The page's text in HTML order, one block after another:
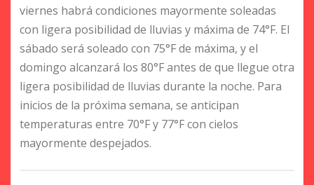
viernes habrá condiciones mayormente soleadas
con ligera posibilidad de lluvias y máxima de 74°F. El
sábado será soleado con 75°F de máxima, y el
domingo alcanzará los 80°F antes de que llegue otra
ligera posibilidad de lluvias durante la noche. Para
inicios de la próxima semana, se anticipan
temperaturas entre 70°F y 77°F con cielos
mayormente despejados.